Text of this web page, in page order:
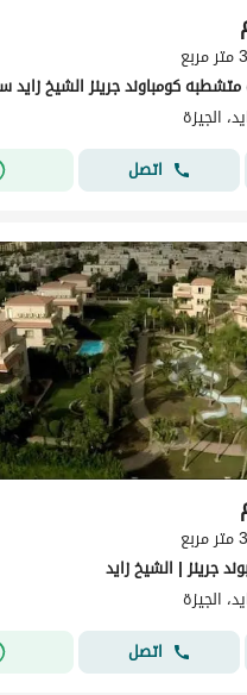
الجيزة
اتصل
جرينز | الشيخ زايد
الجيزة
اتصل